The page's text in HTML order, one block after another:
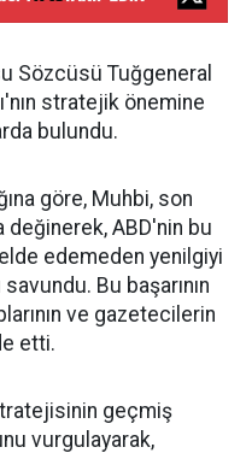
Sözcüsü Tuğgeneral
stratejik önemine
bulundu.
göre, Muhbi, son
ABD'nin bu
edemeden yenilgiyi
Bu başarının
ve gazetecilerin
etti.
geçmiş
vurgulayarak,